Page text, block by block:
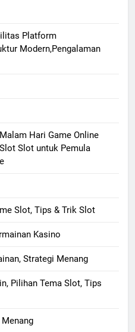
Platform
Modern,Pengalaman
Hari Game Online
Slot untuk Pemula
Slot, Tips & Trik Slot
Kasino
Strategi Menang
Pilihan Tema Slot, Tips